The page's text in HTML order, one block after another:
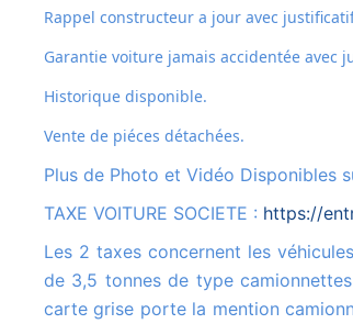
Rappel constructeur a jour avec
Garantie voiture jamais accidentée avec
Historique disponible.
Vente de piéces détachées.
Plus de Photo et Vidéo
TAXE VOITURE SOCIETE : https://
Les 2 taxes concernent les véhicules suivants : Immatriculés dans la catégorie N1, c'est-à-dire les véhicules de moins
de 3,5 tonnes de type
carte grise porte la mention